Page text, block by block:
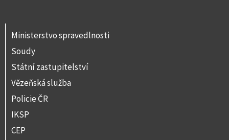
Ministerstvo spravedlnosti
Soudy
Státní zastupitelství
Vězeňská služba
Policie ČR
IKSP
CEP